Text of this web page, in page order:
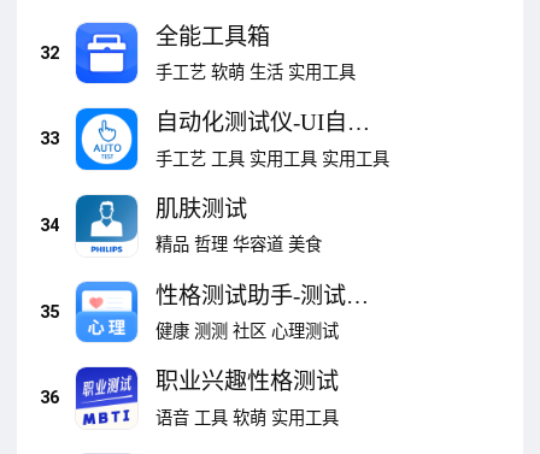
32
全能工具箱
手工艺 软萌 生活 实用工具
33
自动化测试仪-UI自动
测试
手工艺 工具 实用工具 实用工具
34
肌肤测试
精品 哲理 华容道 美食
35
性格测试助手-测试性
格
健康 测测 社区 心理测试
36
职业兴趣性格测试
语音 工具 软萌 实用工具